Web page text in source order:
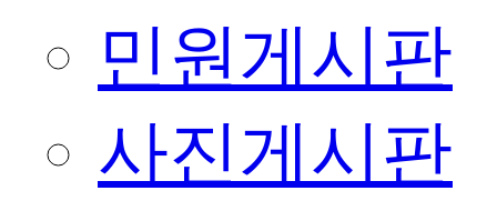
민원게시판
사진게시판